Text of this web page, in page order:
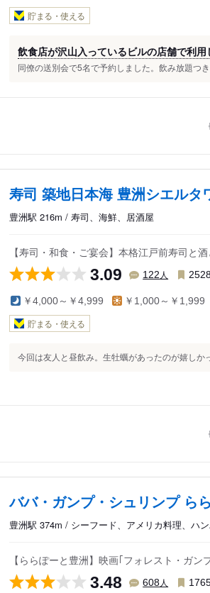
貯まる・使える
飲食店が沢山入っているビルの店舗で利用
同僚の送別会で5名で予約しました。飲み放題つ
寿司 築地日本海 豊洲シエルタ
豊洲駅 216m / 寿司、海鮮、居酒屋
【寿司・和食・ご宴会】本格江戸前寿司と
3.09 122 人
￥4,000～￥4,999 ￥1,000～￥1,999
貯まる・使える
今回は友人と昼飲み。生牡蠣があったのが嬉しか
ババ・ガンプ・シュリンプ ら
豊洲駅 374m / シーフード、アメリカ料理、ハ
【ららぽーと豊洲】映画｢フォレスト・ガ
3.48 608人